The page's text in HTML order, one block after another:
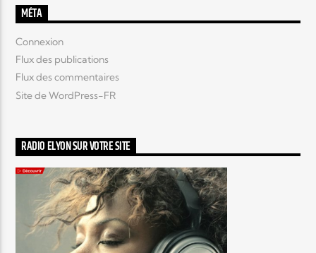
MÉTA
Connexion
Flux des publications
Flux des commentaires
Site de WordPress-FR
RADIO ELYON SUR VOTRE SITE